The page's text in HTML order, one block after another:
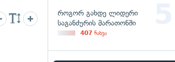
როგორ გახდე ლიდერი
საგანძურის მარათონში
407 ნახვა